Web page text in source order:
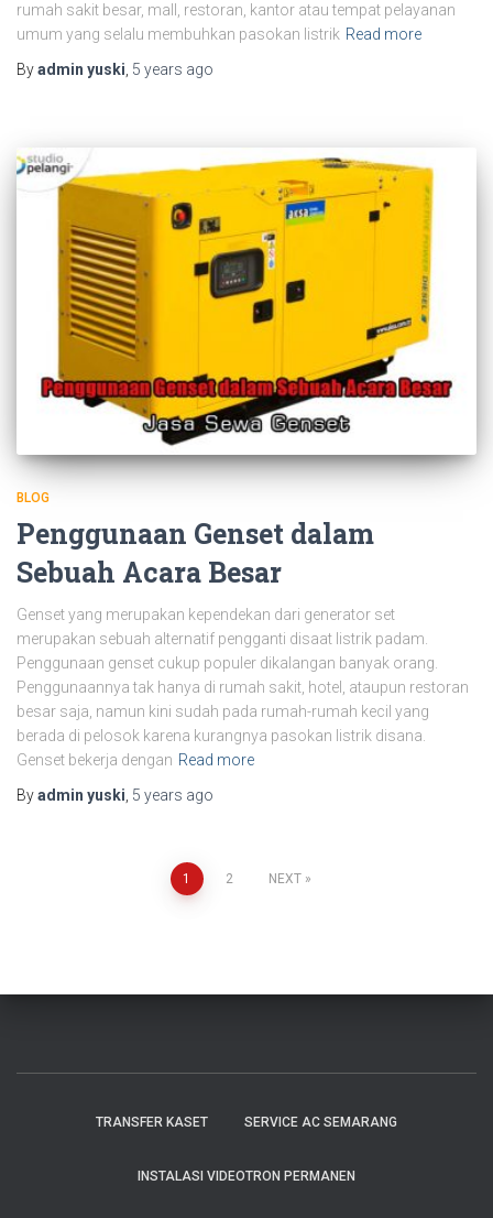
rumah sakit besar, mall, restoran, kantor atau tempat pelayanan
umum yang selalu membuhkan pasokan listrik Read more
Byadmin yuski, 5 years ago
BLOG
Penggunaan Genset dalam
Sebuah Acara Besar
Genset yang merupakan kependekan dari generator set
merupakan sebuah alternatif pengganti disaat listrik padam.
Penggunaan genset cukup populer dikalangan banyak orang.
Penggunaannya tak hanya di rumah sakit, hotel, ataupun restoran
besar saja, namun kini sudah pada rumah-rumah kecil yang
berada di pelosok karena kurangnya pasokan listrik disana.
Genset bekerja dengan Read more
Byadmin yuski 5 years ago
1 2 NEXT
TRANSFER KASET SERVICE AC SEMARANG
INSTALASI VIDEOTRON PERMANEN